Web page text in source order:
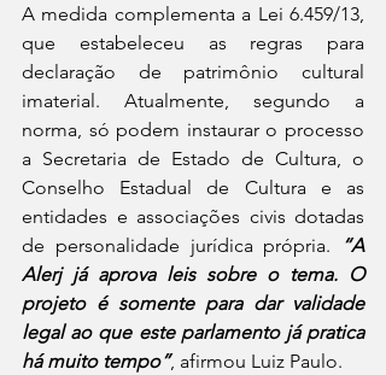
A medida complementa a Lei 6.459/13,
que estabeleceu as regras para
declaração de patrimônio cultural
imaterial. Atualmente, segundo a
norma, só podem instaurar o processo
a Secretaria de Estado de Cultura, o
Conselho Estadual de Cultura e as
entidades e associações civis dotadas
de personalidade jurídica própria. “A
Alerj já aprova leis sobre o tema. O
projeto é somente para dar validade
legal ao que este parlamento já pratica
há muito tempo”, afirmou Luiz Paulo.